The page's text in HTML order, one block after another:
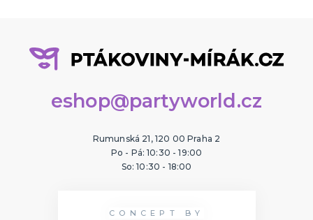
eshop@partyworld.cz
Rumunská 21, 120 00 Praha 2
Po - Pá: 10:30 - 19:00
So: 10:30 - 18:00
CONCEPT BY